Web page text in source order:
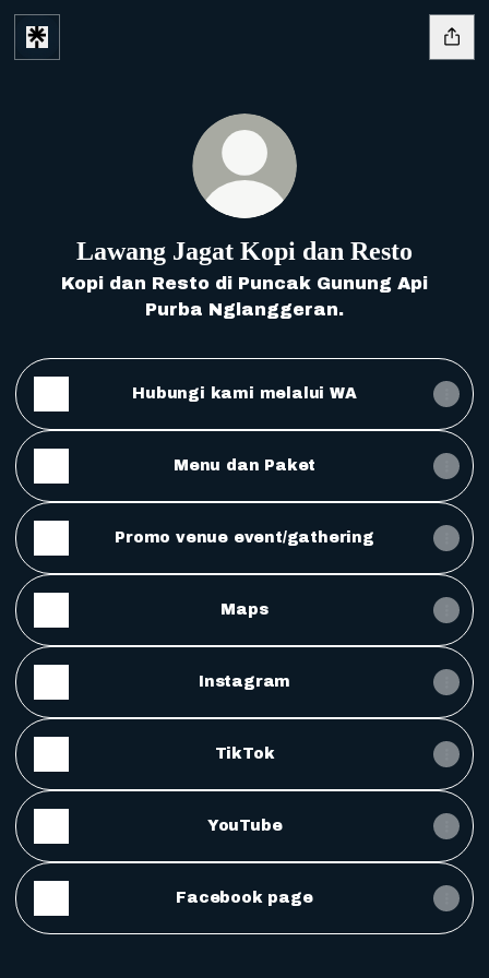
Lawang Jagat Kopi dan Resto
Kopi dan Resto di Puncak Gunung Api
Purba Nglanggeran.
Hubungi kami melalui WA
Menu dan Paket
Promo venue event/gathering
Maps
Instagram
TikTok
YouTube
Facebook page